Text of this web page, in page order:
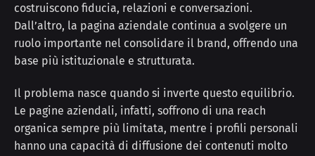
costruiscono fiducia, relazioni e conversazioni.
Dall’altro, la pagina aziendale continua a svolgere un
ruolo importante nel consolidare il brand, offrendo una
base più istituzionale e strutturata.
Il problema nasce quando si inverte questo equilibrio.
Le pagine aziendali, infatti, soffrono di una reach
organica sempre più limitata, mentre i profili personali
hanno una capacità di diffusione dei contenuti molto